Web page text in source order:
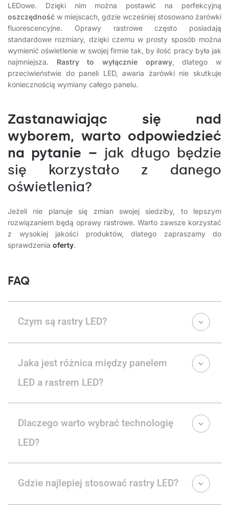
LEDowe. Dzięki nim można postawić na perfekcyjną
oszczędność w miejscach, gdzie wcześniej stosowano żarówki
fluorescencyjne. Oprawy rastrowe często posiadają
standardowe rozmiary, dzięki czemu w prosty sposób można
wymienić oświetlenie w swojej firmie tak, by ilość pracy była jak
najmniejsza. Rastry to wyłącznie oprawy, dlatego w
przeciwieństwie do paneli LED, awaria żarówki nie skutkuje
koniecznością wymiany całego panelu.
Zastanawiając się nad
wyborem, warto odpowiedzieć
na pytanie – jak długo będzie
się korzystało z danego
oświetlenia?
Jeżeli nie planuje się zmian swojej siedziby, to lepszym
rozwiązaniem będą oprawy rastrowe. Warto zawsze korzystać
z wysokiej jakości produktów, dlatego zapraszamy do
sprawdzenia oferty.
FAQ
Czym są rastry LED?
Jaka jest różnica między panelem
LED a rastrem LED?
Dlaczego warto wybrać technologię
LED?
Gdzie najlepiej stosować rastry LED?